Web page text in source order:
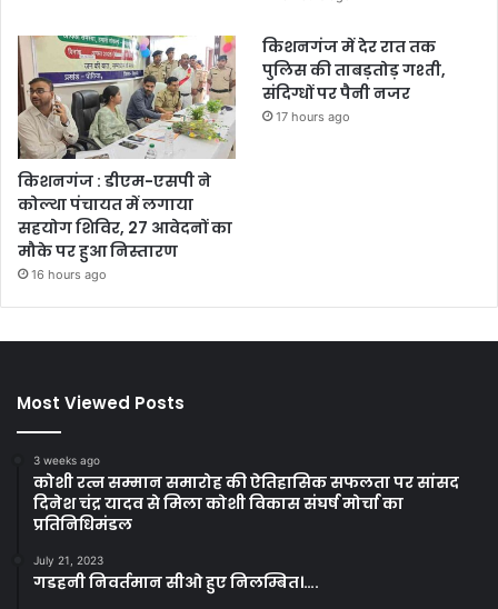
किशनगंज : डीएम-एसपी ने
कोल्था पंचायत में लगाया
सहयोग शिविर, 27 आवेदनों का
मौके पर हुआ निस्तारण
16 hours ago
किशनगंज में देर रात तक
पुलिस की ताबड़तोड़ गश्ती,
संदिग्धों पर पैनी नजर
17 hours ago
Most Viewed Posts
3 weeks ago
कोशी रत्न सम्मान समारोह की ऐतिहासिक सफलता पर सांसद
दिनेश चंद्र यादव से मिला कोशी विकास संघर्ष मोर्चा का
प्रतिनिधिमंडल
July 21, 2023
गडहनी निवर्तमान सीओ हुए निलम्बित।….